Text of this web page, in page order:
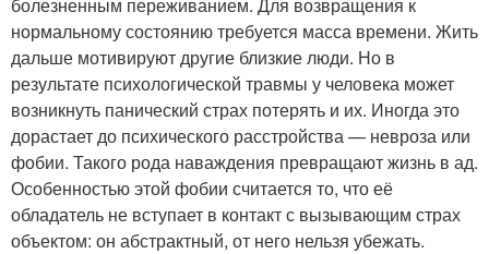
нормальному состоянию требуется масса времени. Жить
дальше мотивируют другие близкие люди. Но в
результате психологической травмы у человека может
возникнуть панический страх потерять и их. Иногда это
дорастает до психического расстройства — невроза или
фобии. Такого рода наваждения превращают жизнь в ад.
Особенностью этой фобии считается то, что её
обладатель не вступает в контакт с вызывающим страх
объектом: он абстрактный, от него нельзя убежать.